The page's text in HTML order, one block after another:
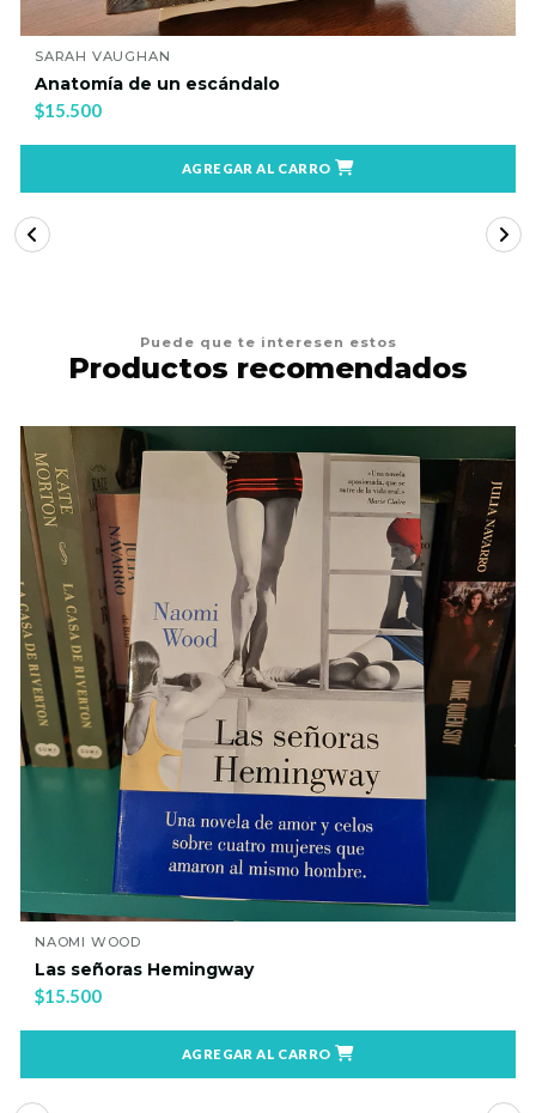
SARAH VAUGHAN
Anatomía de un escándalo
$15.500
AGREGAR AL CARRO
Puede que te interesen estos
Productos recomendados
NAOMI WOOD
Las señoras Hemingway
$15.500
AGREGAR AL CARRO